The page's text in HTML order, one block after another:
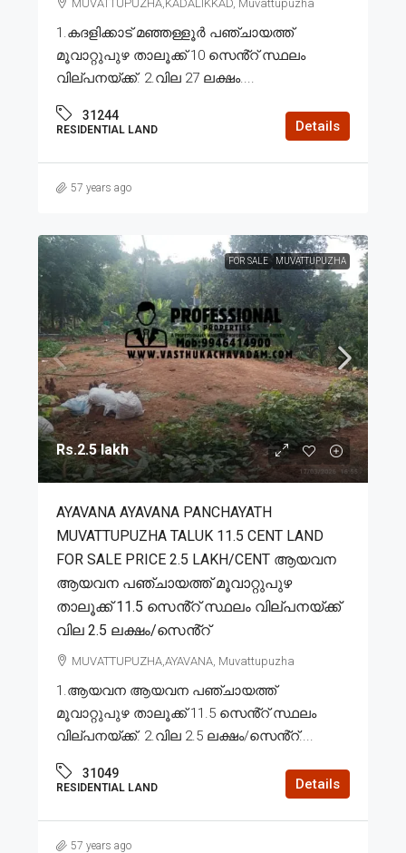
MUVATTUPUZHA,KADALIKKAD, Muvattupuzha
1.കദളിക്കാട് മഞ്ഞള്ളൂർ പഞ്ചായത്ത്
മൂവാറ്റുപുഴ താലൂക്ക് 10 സെൻ്റ് സ്ഥലം
വില്പനയ്ക്ക്. 2.വില 27 ലക്ഷം....
31244
RESIDENTIAL LAND Details
57 years ago
FOR SALE MUVATTUPUZHA
Rs.2.5 lakh
AYAVANA AYAVANA PANCHAYATH
MUVATTUPUZHA TALUK 11.5 CENT LAND
FOR SALE PRICE 2.5 LAKH/CENT ആയവന
ആയവന പഞ്ചായത്ത് മൂവാറ്റുപുഴ
താലൂക്ക് 11.5 സെൻ്റ് സ്ഥലം വില്പനയ്ക്ക്
വില 2.5 ലക്ഷം/സെൻ്റ്
MUVATTUPUZHA,AYAVANA, Muvattupuzha
1.ആയവന ആയവന പഞ്ചായത്ത്
മൂവാറ്റുപുഴ താലൂക്ക് 11.5 സെൻ്റ് സ്ഥലം
വില്പനയ്ക്ക്. 2.വില 2.5 ലക്ഷം/സെൻ്റ്....
31049
RESIDENTIAL LAND Details
57 years ago